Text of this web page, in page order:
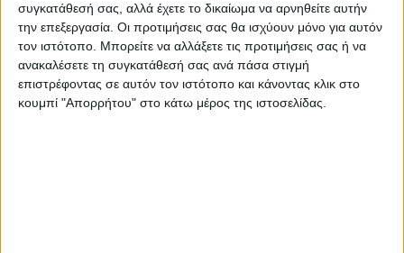
συγκατάθεσή σας, αλλά έχετε το δικαίωμα να αρνηθείτε αυτήν
την επεξεργασία. Οι προτιμήσεις σας θα ισχύουν μόνο για αυτόν
τον ιστότοπο. Μπορείτε να αλλάξετε τις προτιμήσεις σας ή να
ανακαλέσετε τη συγκατάθεσή σας ανά πάσα στιγμή
επιστρέφοντας σε αυτόν τον ιστότοπο και κάνοντας κλικ στο
κουμπί "Απορρήτου" στο κάτω μέρος της ιστοσελίδας.
τρίφωτο χρώμα χρυσό 44x44x10εκ.
Ο σωστός φωτισμός δεν αναδεικνύει απλώς έναν χώρο
– διαμορφώνει την ατμόσφαιρά του. Είτε πρόκειται για